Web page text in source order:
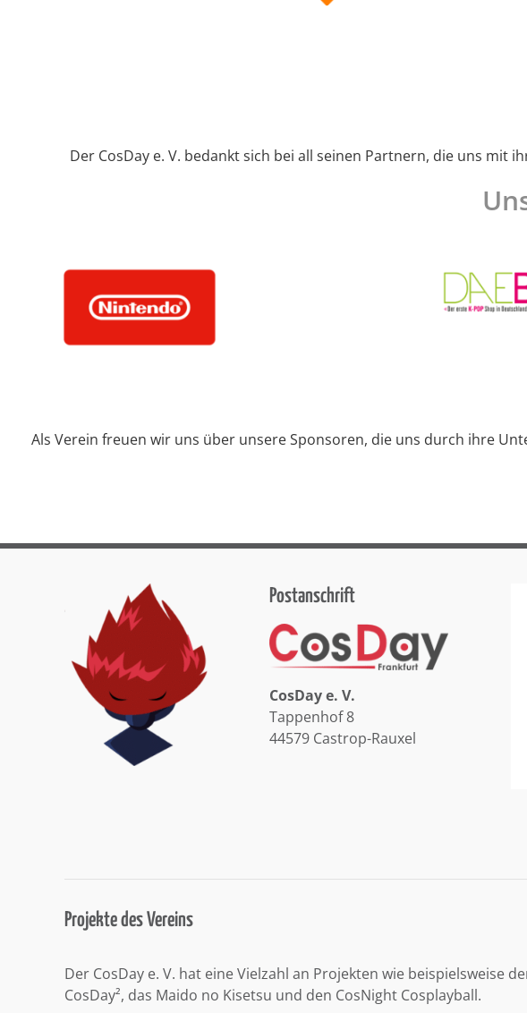
Der CosDay e. V. bedankt sich bei all seinen Partnern, die uns
Als Verein freuen wir uns über unsere Sponsoren, die uns durch ihre
Postanschrift
CosDay e. V.
Tappenhof 8
44579 Castrop-Rauxel
Projekte des Vereins
Der CosDay e. V. hat eine Vielzahl an Projekten wie beispielsweise
CosDay², das Maido no Kisetsu und den CosNight Cosplayball.